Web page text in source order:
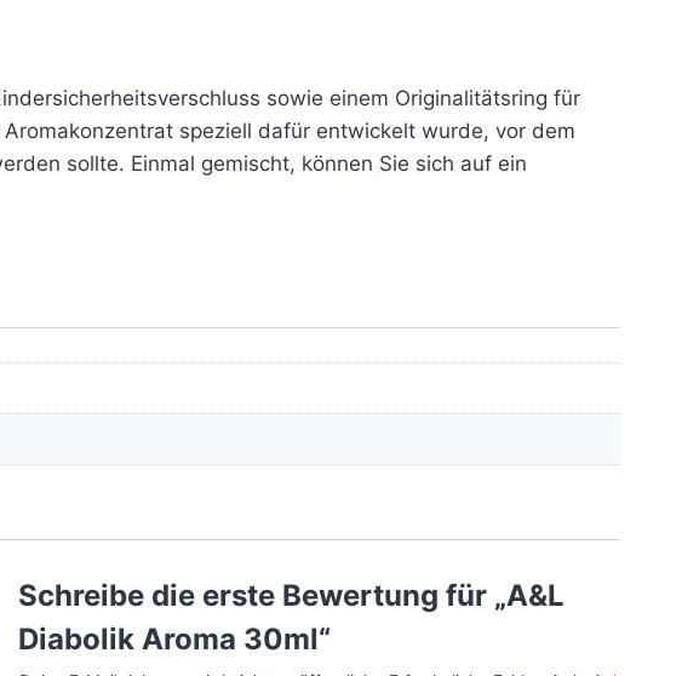
sowie einem Originalitätsring für
speziell dafür entwickelt wurde, vor dem
sollte. Einmal gemischt, können Sie sich auf ein
Schreibe die erste Bewertung für „A&L
Diabolik Aroma 30ml“